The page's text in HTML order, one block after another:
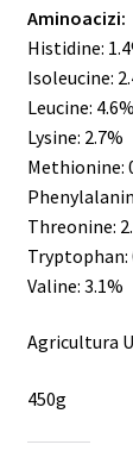
Aminoacizi:
Histidine:
Isoleucine:
Leucine: 4.6%
Lysine: 2.7%
Methionine:
Threonine:
Tryptophan:
Valine: 3.1%
Agricultura
450g